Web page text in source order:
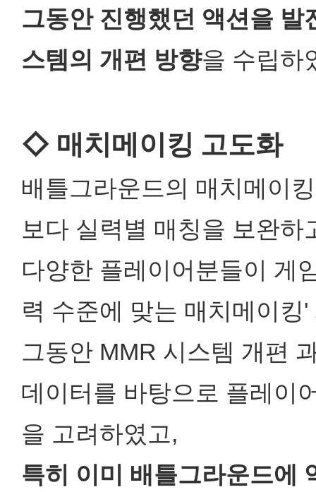
그동안 진행했던 액션을
스템의 개편 방향을 수립하
◇ 매치메이킹 고도화
배틀그라운드의 매치메이
보다 실력별 매칭을 보완
다양한 플레이어분들이 게
력 수준에 맞는 매치메이
그동안 MMR 시스템 개편
데이터를 바탕으로 플레이
을 고려하였고,
특히 이미 배틀그라운드에